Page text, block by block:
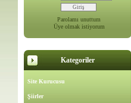
Parolamı unuttum
Üye olmak istiyorum
Kategoriler
Site Kurucusu
Şiirler